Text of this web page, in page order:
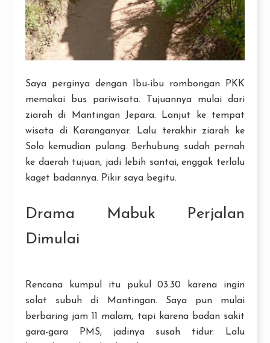
Saya perginya dengan Ibu-ibu rombongan PKK
memakai bus pariwisata. Tujuannya mulai dari
ziarah di Mantingan Jepara. Lanjut ke tempat
wisata di Karanganyar. Lalu terakhir ziarah ke
Solo kemudian pulang. Berhubung sudah pernah
ke daerah tujuan, jadi lebih santai, enggak terlalu
kaget badannya. Pikir saya begitu.
Drama Mabuk Perjalan
Dimulai
Rencana kumpul itu pukul 03.30 karena ingin
solat subuh di Mantingan. Saya pun mulai
berbaring jam 11 malam, tapi karena badan sakit
gara-gara PMS, jadinya susah tidur. Lalu